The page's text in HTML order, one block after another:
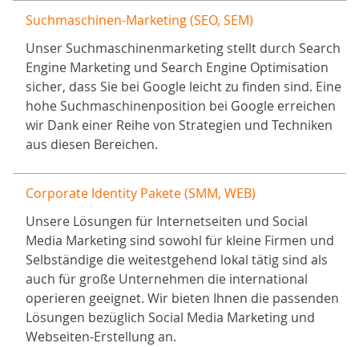
Suchmaschinen-Marketing (SEO, SEM)
Unser Suchmaschinenmarketing stellt durch Search
Engine Marketing und Search Engine Optimisation
sicher, dass Sie bei Google leicht zu finden sind. Eine
hohe Suchmaschinenposition bei Google erreichen
wir Dank einer Reihe von Strategien und Techniken
aus diesen Bereichen.
Corporate Identity Pakete (SMM, WEB)
Unsere Lösungen für Internetseiten und Social
Media Marketing sind sowohl für kleine Firmen und
Selbständige die weitestgehend lokal tätig sind als
auch für große Unternehmen die international
operieren geeignet. Wir bieten Ihnen die passenden
Lösungen bezüglich Social Media Marketing und
Webseiten-Erstellung an.